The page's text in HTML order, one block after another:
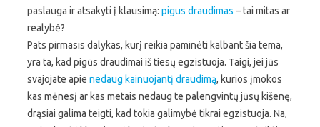
paslauga ir atsakyti į klausimą: pigus draudimas – tai mitas ar
realybė?
Pats pirmasis dalykas, kurį reikia paminėti kalbant šia tema,
yra ta, kad pigūs draudimai iš tiesų egzistuoja. Taigi, jei jūs
svajojate apie nedaug kainuojantį draudimą, kurios įmokos
kas mėnesį ar kas metais nedaug te palengvintų jūsų kišenę,
drąsiai galima teigti, kad tokia galimybė tikrai egzistuoja. Na,